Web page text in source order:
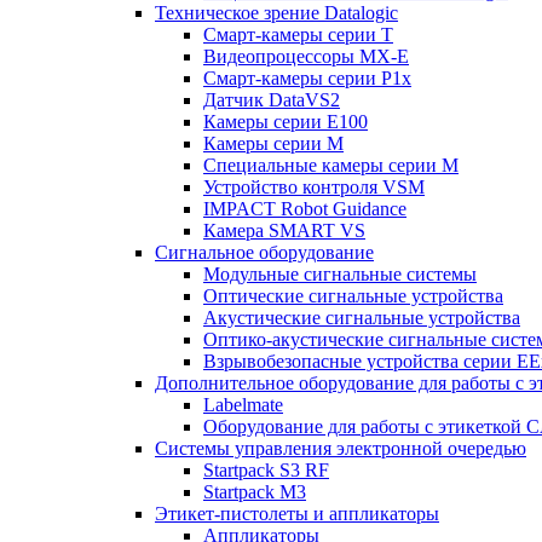
Техническое зрение Datalogic
Смарт-камеры серии T
Видеопроцессоры MX-E
Смарт-камеры серии P1x
Датчик DataVS2
Камеры серии E100
Камеры серии M
Специальные камеры серии M
Устройство контроля VSM
IMPACT Robot Guidance
Камера SMART VS
Cигнальное оборудование
Модульные сигнальные системы
Оптические сигнальные устройства
Акустические сигнальные устройства
Оптико-акустические сигнальные
Взрывобезопасные устройства серии
Дополнительное оборудование для работы с
Labelmate
Оборудование для работы с этикеткой
Системы управления электронной очередью
Startpack S3 RF
Startpack M3
Этикет-пистолеты и аппликаторы
Аппликаторы